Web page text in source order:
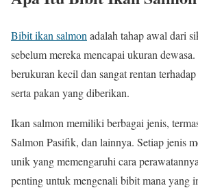
Bibit ikan salmon adalah tahap awal dari
sebelum mereka mencapai ukuran
berukuran kecil dan sangat rentan
serta pakan yang diberikan.
Ikan salmon memiliki berbagai jenis,
Salmon Pasifik, dan lainnya. Setiap jenis
unik yang memengaruhi cara
penting untuk mengenali bibit mana yang